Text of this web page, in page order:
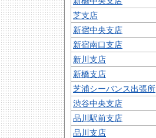
芝支店
新宿中央支店
新宿南口支店
新川支店
新橋支店
芝浦シーバンス出張所
渋谷中央支店
品川駅前支店
品川支店